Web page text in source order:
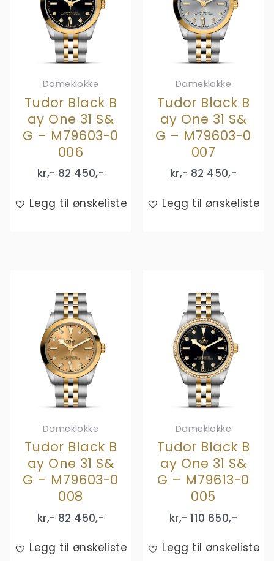
Dameklokke
Tudor Black B
ay One 31 S&
G – M79603-0
006
kr,- 82 450,-
Legg til ønskeliste
Dameklokke
Tudor Black B
ay One 31 S&
G – M79603-0
007
kr,- 82 450,-
Legg til ønskeliste
Dameklokke
Tudor Black B
ay One 31 S&
G – M79603-0
008
kr,- 82 450,-
Legg til ønskeliste
Dameklokke
Tudor Black B
ay One 31 S&
G – M79613-0
005
kr,- 110 650,-
Legg til ønskeliste